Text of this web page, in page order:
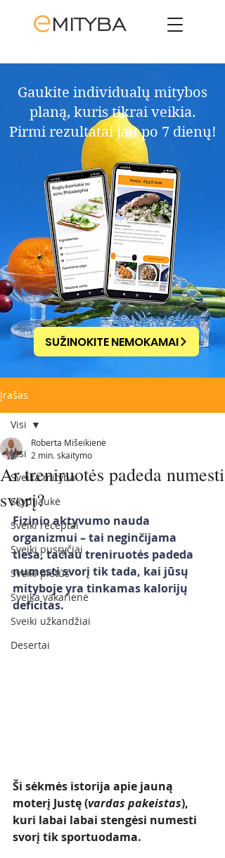
Gaukite individualų mitybos
planą, kuris tikrai veikia.​
Pirmi rezultatai jau po 7 dienų!
SUŽINOKITE NEMOKAMAI
Įrašas
Visi
Sveika mityba
Skydliaukė
Sveiki receptai
Sveiki pusryčiai
Sveiki pietūs
Sveika vakarienė
Sveiki užkandžiai
Desertai
Visi
Ar treniruotės padeda numesti
svorį?
Roberta Mišeikienė
2 min. skaitymo
Fizinio aktyvumo nauda
organizmui – tai neginčijama
tiesa, tačiau treniruotės padeda
numesti svorį tik tada, kai jūsų
mityboje yra tinkamas kalorijų
deficitas.
Ši sėkmės istorija apie jauną
moterį Justę (vardas pakeistas),
kuri labai labai stengėsi numesti
svorį tik sportuodama.